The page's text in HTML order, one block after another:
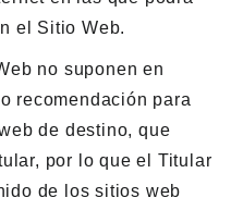
el Sitio Web.
no suponen en
recomendación para
de destino, que
por lo que el Titular
de los sitios web